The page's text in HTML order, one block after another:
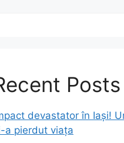
Posts
devastator în Iași!
a pierdut viața